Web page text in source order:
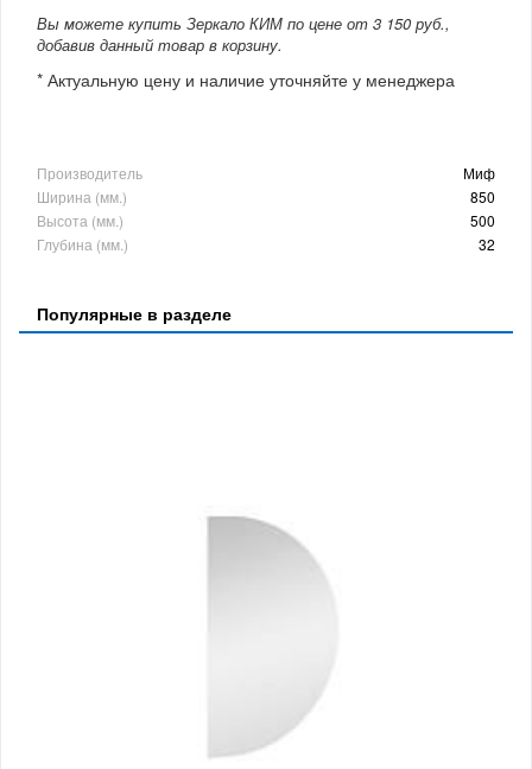
Вы можете купить Зеркало КИМ по цене от 3 150 руб.,
добавив данный товар в корзину.
* Актуальную цену и наличие уточняйте у менеджера
Производитель
Миф
Ширина (мм.)
850
Высота (мм.)
500
Глубина (мм.)
32
Популярные в разделе